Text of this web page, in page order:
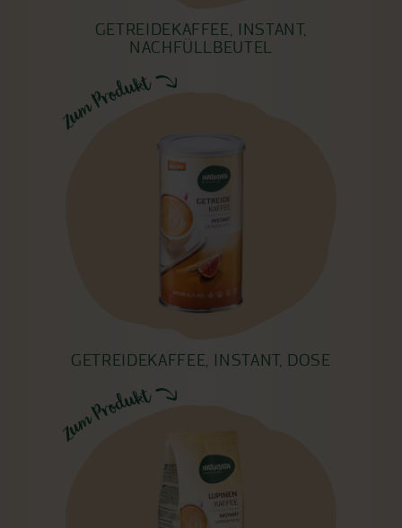
GETREIDEKAFFEE, INSTANT,
NACHFÜLLBEUTEL
GETREIDEKAFFEE, INSTANT, DOSE